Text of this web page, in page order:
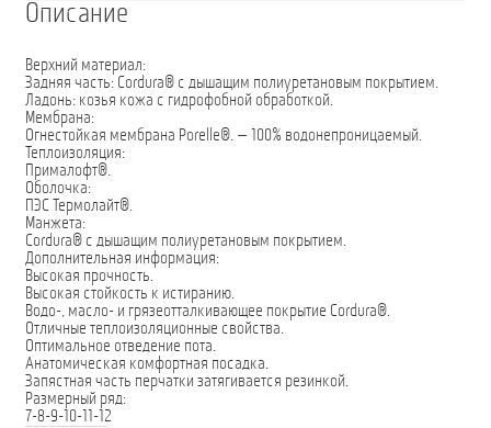
Описание
Верхний материал:
Задняя часть: Cordura® с дышащим полиуретановым покрытием.
Ладонь: козья кожа с гидрофобной обработкой.
Мембрана:
Огнестойкая мембрана Porelle®. — 100% водонепроницаемый.
Теплоизоляция:
Прималофт®.
Оболочка:
ПЭС Термолайт®.
Манжета:
Cordura® с дышащим полиуретановым покрытием.
Дополнительная информация:
Высокая прочность.
Высокая стойкость к истиранию.
Водо-, масло- и грязеотталкивающее покрытие Cordura®.
Отличные теплоизоляционные свойства.
Оптимальное отведение пота.
Анатомическая комфортная посадка.
Запястная часть перчатки затягивается резинкой.
Размерный ряд:
7-8-9-10-11-12